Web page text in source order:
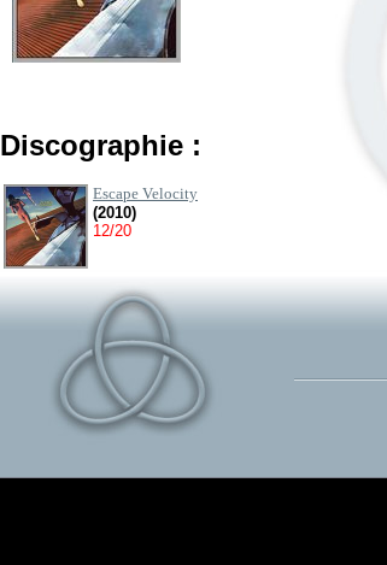
Discographie :
Escape Velocity
(2010)
12/20